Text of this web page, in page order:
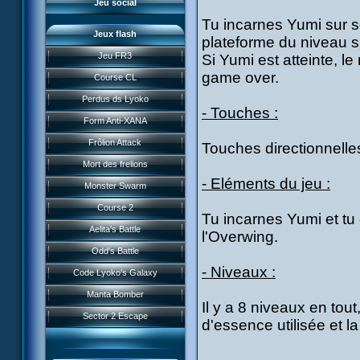
Jeu social
Jeux flash
Jeu FR3
Course CL
Perdus ds Lyoko
Form Anti-XANA
Frôlion Attack
Mort des frelions
Monster Swarm
Course 2
Aelita's Battle
Odd's Battle
Code Lyoko's Galaxy
Manta Bomber
Sector 2 Escape
Présentation
News IFSCL
Le créateur
Médias
Questions fréquentes
Téléchargements
Réseau IFSCL
Tu incarnes Yumi sur
plateforme du niveau
Si Yumi est atteinte,
game over.
- Touches :
Touches
- Eléments du jeu :
Tu incarnes Yumi et
l'Overwing.
- Niveaux :
Il y a 8 niveaux en
d'essence utilisée et